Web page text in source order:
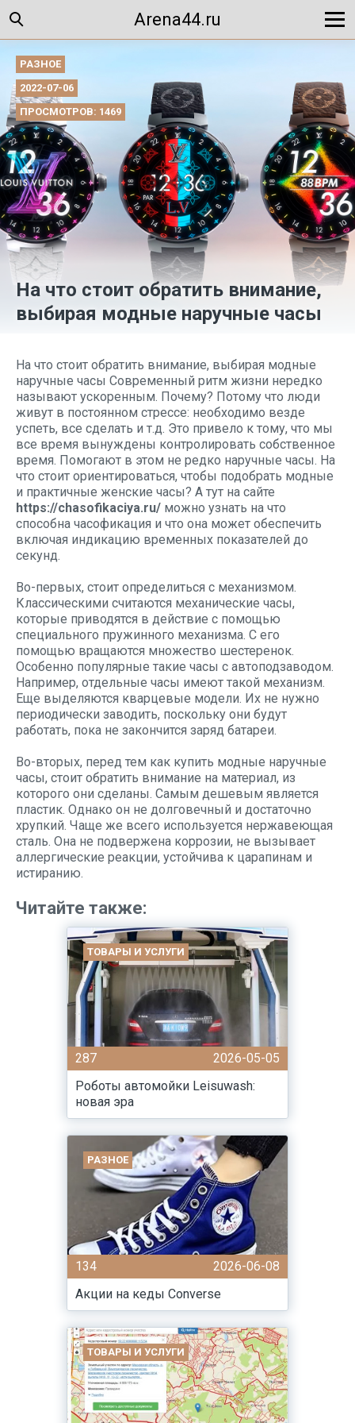
Arena44.ru
РАЗНОЕ
2022-07-06
ПРОСМОТРОВ: 1469
На что стоит обратить внимание,
выбирая модные наручные часы
На что стоит обратить внимание, выбирая модные
наручные часы Современный ритм жизни нередко
называют ускоренным. Почему? Потому что люди
живут в постоянном стрессе: необходимо везде
успеть, все сделать и т.д. Это привело к тому, что мы
все время вынуждены контролировать собственное
время. Помогают в этом не редко наручные часы. На
что стоит ориентироваться, чтобы подобрать модные
и практичные женские часы? А тут на сайте
https://chasofikaciya.ru/ можно узнать на что
способна часофикация и что она может обеспечить
включая индикацию временных показателей до
секунд.
Во-первых, стоит определиться с механизмом.
Классическими считаются механические часы,
которые приводятся в действие с помощью
специального пружинного механизма. С его
помощью вращаются множество шестеренок.
Особенно популярные такие часы с автоподзаводом.
Например, отдельные часы имеют такой механизм.
Еще выделяются кварцевые модели. Их не нужно
периодически заводить, поскольку они будут
работать, пока не закончится заряд батареи.
Во-вторых, перед тем как купить модные наручные
часы, стоит обратить внимание на материал, из
которого они сделаны. Самым дешевым является
пластик. Однако он не долговечный и достаточно
хрупкий. Чаще же всего используется нержавеющая
сталь. Она не подвержена коррозии, не вызывает
аллергические реакции, устойчива к царапинам и
истиранию.
Читайте также:
ТОВАРЫ И УСЛУГИ
287
2026-05-05
Роботы автомойки Leisuwash:
новая эра
РАЗНОЕ
134
2026-06-08
Акции на кеды Converse
ТОВАРЫ И УСЛУГИ